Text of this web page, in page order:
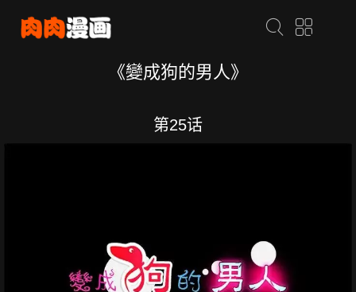
《變成狗的男人》
第25话